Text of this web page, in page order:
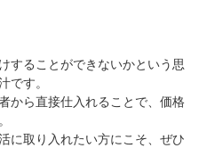
することができないかという思
です。
から直接仕入れることで、価格
に取り入れたい方にこそ、ぜひ